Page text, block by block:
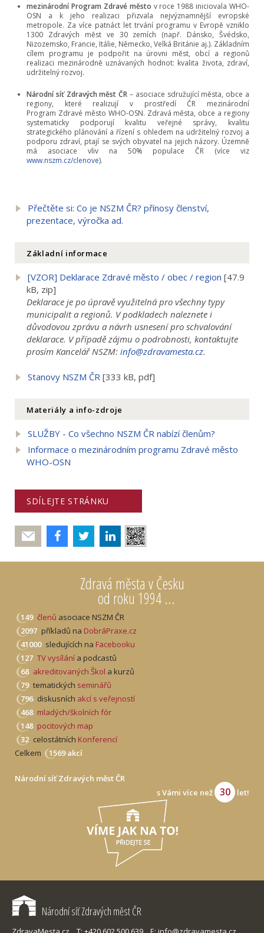
Zdravá města v Česku
od roku 1994 ...
149 členů asociace NSZM ČR
2097 příkladů na DobráPraxe.cz
41000 sledujících na Facebooku
127 TV vysílání a podcastů
68 akreditovaných Škol a kurzů
79 tematických seminářů
796 diskusních akcí s veřejností
468 mladých/školních fór
148 pocitových map
32 celostátních Konferencí
Celkem
1569 akcí
Národní síť Zdravých měst ČR
s Vámi více než
30 let!
mezinárodní Program Zdravé město v roce 1988 iniciovala WHO-
OSN a k jeho realizaci přizvala nejvýznamnější evropské
metropole. Za více patnáct let trvání programu v Evropě vzniklo
1300 Zdravých měst ve 30 zemích (např. Dánsko, Švédsko,
Nizozemsko, Francie, Itálie, Německo, Velká Británie aj.). Základním
cílem programu je podpořit na úrovni měst, obcí a regionů
realizaci mezinárodně uznávaných hodnot: kvalita života, zdraví,
udržitelný rozvoj.
Národní síť Zdravých měst ČR – asociace sdružující města, obce a
regiony, které realizují v prostředí ČR mezinárodní
Program Zdravé město WHO-OSN. Zdravá města, obce a regiony
systematicky podporují kvalitu veřejné správy, kvalitu
strategického plánování a řízení s ohledem na udržitelný rozvoj a
podporu zdraví, ptají se svých obyvatel na jejich názory. Územně
má asociace vliv na 50% populace ČR (více viz
www.nszm.cz/clenove).
Přečtěte si: Co je NSZM ČR? přínosy členství,
prezentace, výročka ad.
Základní informace
[VZOR] Deklarace Zdravé město / obec / region [47.9
kB, zip]
Deklarace je po úpravě využitelná pro všechny typy
municipalit a regionů. V podkladech naleznete i
důvodovou zprávu a návrh usnesení pro schvalování
deklarace. V případě zájmu o podrobnosti, kontaktujte
prosím Kancelář NSZM: info@zdravamesta.cz.
Stanovy NSZM ČR [333 kB, pdf]
Materiály a info-zdroje
SLUŽBY - Co všechno NSZM ČR nabízí členům?
Informace o mezinárodním programu Zdravé město
WHO-OSN
SDÍLEJTE STRÁNKU
Poslat
Národní síť Zdravých měst ČR